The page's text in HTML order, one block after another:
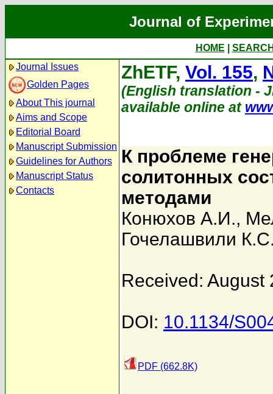
Journal of
HOME
Journal Issues
Golden Pages
About This journal
Aims and Scope
Editorial Board
Manuscript Submission
Guidelines for Authors
Manuscript Status
Contacts
ZhETF, Vol. 155,
(English translation -
available online at
К проблеме
солитонных
методами
Конюхов А.И.,
Гочелашвили
Received: August
DOI: 10.1134/
PDF (662.8K)